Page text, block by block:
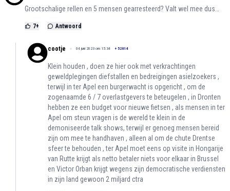
Grootschalige rellen en 5 mensen gearresteerd? Valt wel mee dus…
7+ Antwoord
cootje 04 juni 2023 om 15:34 + 52614
Klein houden , doen ze hier ook met verkrachtingen
geweldplegingen diefstallen en bedreigingen asielzoekers ,
terwijl in ter Apel een burgerwacht is opgericht , om de
zogenaamde 6 / 7 overlastgevers te beteugelen , in Dronten
hebben ze een budget voor nieuwe fietsen , als mensen in ter
Apel om steun vragen is de wereld te klein in de
demoniseerde talk shows, terwijl er genoeg mensen bereid
zijn om mee te handhaven , alleen al om de chute Drentse
sfeer te behouden , ter Apel moet eens op visite in Hongarije
van Rutte krijgt als netto betaler niets voor elkaar in Brussel
en Victor Orban krijgt wegens zijn democratische verdiensten
in zijn land gewoon 2 miljard ctra